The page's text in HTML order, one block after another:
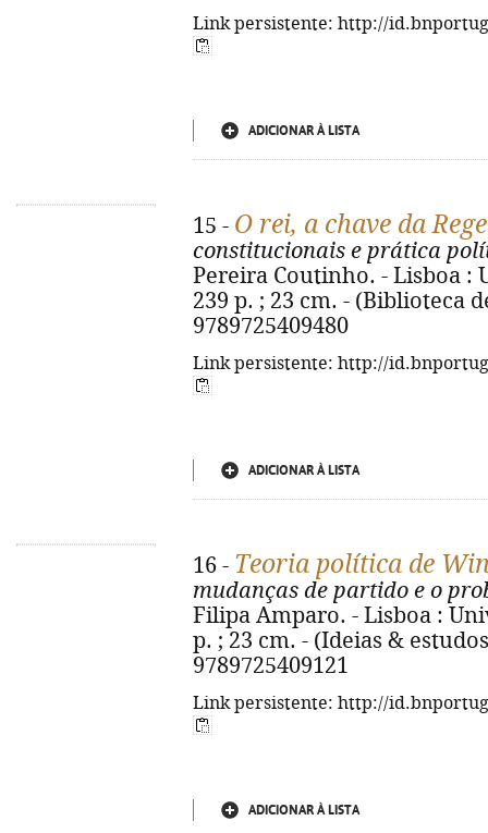
Link persistente: http://
ADICIONAR À LISTA
15 - O rei, a chave da
constitucionais e prática
Pereira Coutinho. - Lisboa :
239 p. ; 23 cm. - (Biblioteca
9789725409480
Link persistente: http://
ADICIONAR À LISTA
16 - Teoria política de
mudanças de partido e o
Filipa Amparo. - Lisboa :
p. ; 23 cm. - (Ideias &
9789725409121
Link persistente: http://
ADICIONAR À LISTA